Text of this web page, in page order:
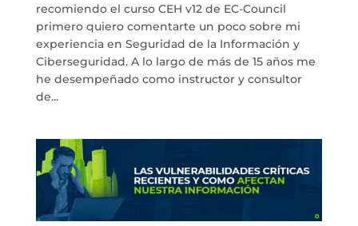
recomiendo el curso CEH v12 de EC-Council
primero quiero comentarte un poco sobre mi
experiencia en Seguridad de la Información y
Ciberseguridad. A lo largo de más de 15 años me
he desempeñado como instructor y consultor
de...